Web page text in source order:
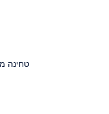
טחינה